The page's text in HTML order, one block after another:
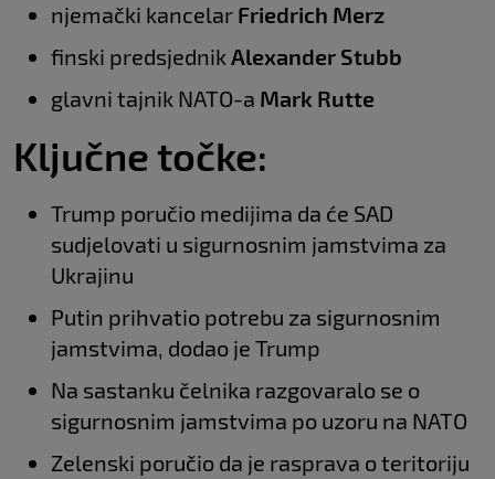
njemački kancelar Friedrich Merz
finski predsjednik Alexander Stubb
glavni tajnik NATO-a Mark Rutte
Ključne točke:
Trump poručio medijima da će SAD
sudjelovati u sigurnosnim jamstvima za
Ukrajinu
Putin prihvatio potrebu za sigurnosnim
jamstvima, dodao je Trump
Na sastanku čelnika razgovaralo se o
sigurnosnim jamstvima po uzoru na NATO
Zelenski poručio da je rasprava o teritoriju